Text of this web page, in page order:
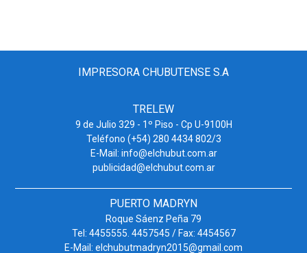
IMPRESORA CHUBUTENSE S.A
TRELEW
9 de Julio 329 - 1º Piso - Cp U-9100H
Teléfono (+54) 280 4434 802/3
E-Mail: info@elchubut.com.ar
publicidad@elchubut.com.ar
PUERTO MADRYN
Roque Sáenz Peña 79
Tel: 4455555. 4457545 / Fax: 4454567
E-Mail: elchubutmadryn2015@gmail.com